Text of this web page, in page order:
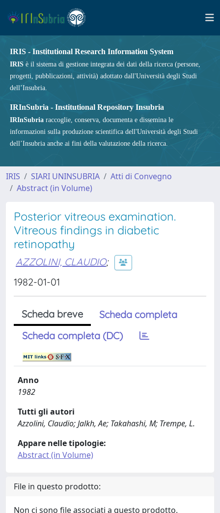
IRIS - Institutional Research Information System
IRIS è il sistema di gestione integrata dei dati della ricerca (persone,
progetti, pubblicazioni, attività) adottato dall'Università degli Studi
dell’Insubria.
IRInSubria - Institutional Repository Insubria
IRInSubria raccoglie, conserva, documenta e dissemina le
informazioni sulla produzione scientifica dell'Università degli Studi
dell’Insubria anche ai fini della valutazione della ricerca.
IRIS SIARI UNINSUBRIA
Atti di Convegno
Abstract (in Volume)
Posterior vitreous examination.
Vitreous findings in diabetic
retinopathy
AZZOLINI, CLAUDIO;
1982-01-01
Scheda breve
Scheda completa
Scheda completa (DC)
Anno
1982
Tutti gli autori
Azzolini, Claudio; Jalkh, Ae; Takahashi, M; Trempe, L.
Appare nelle tipologie:
Abstract (in Volume)
File in questo prodotto:
Non ci sono file associati a questo prodotto.